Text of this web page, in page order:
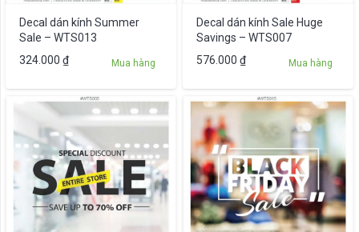
Decal dán kính Summer
Sale – WTS013
324.000 ₫ Mua hàng
Decal dán kính Sale Huge
Savings – WTS007
576.000 ₫ Mua hàng